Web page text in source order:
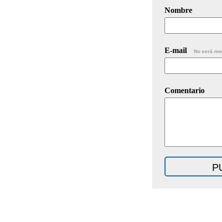
Nombre
E-mail No será
Comentario